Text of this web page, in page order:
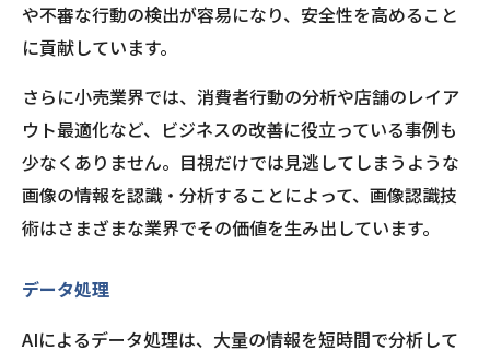
や不審な行動の検出が容易になり、安全性を高めること
に貢献しています。
さらに小売業界では、消費者行動の分析や店舗のレイア
ウト最適化など、ビジネスの改善に役立っている事例も
少なくありません。目視だけでは見逃してしまうような
画像の情報を認識・分析することによって、画像認識技
術はさまざまな業界でその価値を生み出しています。
データ処理
AIによるデータ処理は、大量の情報を短時間で分析して